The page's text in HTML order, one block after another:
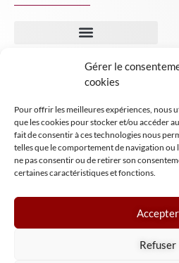
Gérer le
cookies
Pour offrir les meilleures expériences, nous
que les cookies pour stocker et/ou accéder
fait de consentir à ces technologies nous
telles que le comportement de navigation ou
ne pas consentir ou de retirer son
certaines caractéristiques et fonctions.
Accepter
Refuser
Conditions générales de vente
Tous droits réservés NPA Conseil
2024